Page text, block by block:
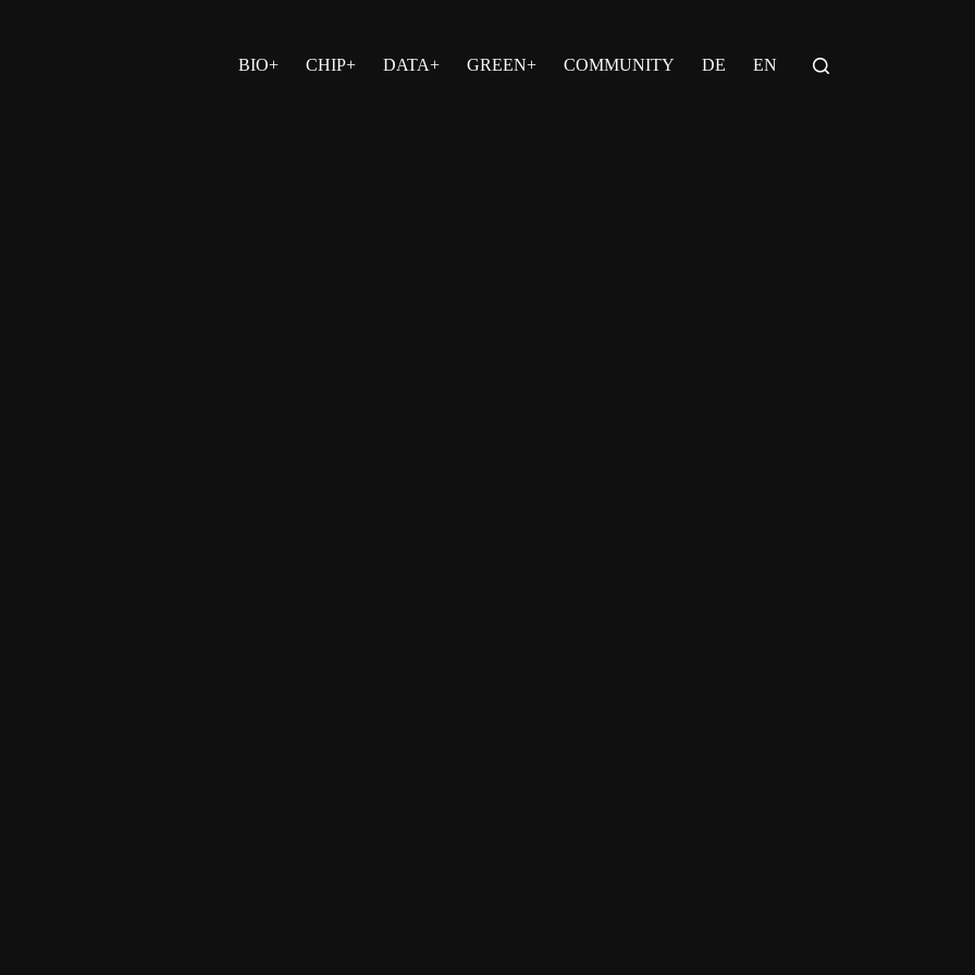
BIO+ CHIP+ DATA+ GREEN+ COMMUNITY DE EN